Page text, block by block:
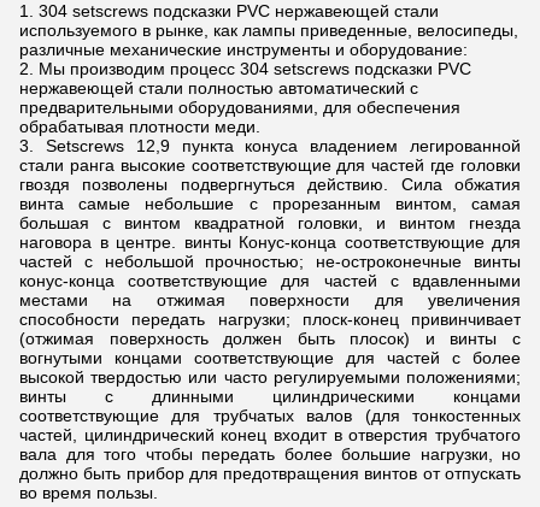
1. 304 setscrews подсказки PVC нержавеющей стали
используемого в рынке, как лампы приведенные, велосипеды,
различные механические инструменты и оборудование:
2. Мы производим процесс 304 setscrews подсказки PVC
нержавеющей стали полностью автоматический с
предварительными оборудованиями, для обеспечения
обрабатывая плотности меди.
3. Setscrews 12,9 пункта конуса владением легированной
стали ранга высокие соответствующие для частей где головки
гвоздя позволены подвергнуться действию. Сила обжатия
винта самые небольшие с прорезанным винтом, самая
большая с винтом квадратной головки, и винтом гнезда
наговора в центре. винты Конус-конца соответствующие для
частей с небольшой прочностью; не-остроконечные винты
конус-конца соответствующие для частей с вдавленными
местами на отжимая поверхности для увеличения
способности передать нагрузки; плоск-конец привинчивает
(отжимая поверхность должен быть плосок) и винты с
вогнутыми концами соответствующие для частей с более
высокой твердостью или часто регулируемыми положениями;
винты с длинными цилиндрическими концами
соответствующие для трубчатых валов (для тонкостенных
частей, цилиндрический конец входит в отверстия трубчатого
вала для того чтобы передать более большие нагрузки, но
должно быть прибор для предотвращения винтов от отпускать
во время пользы.